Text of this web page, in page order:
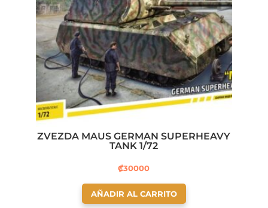
ZVEZDA MAUS GERMAN SUPERHEAVY
TANK 1/72
₡30000
AÑADIR AL CARRITO